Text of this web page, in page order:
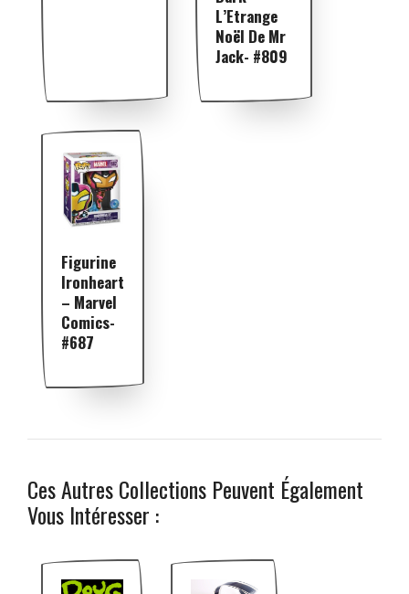
L’Etrange
Noël De Mr
Jack- #809
Figurine
Ironheart
– Marvel
Comics-
#687
Ces Autres Collections Peuvent Également
Vous Intéresser :